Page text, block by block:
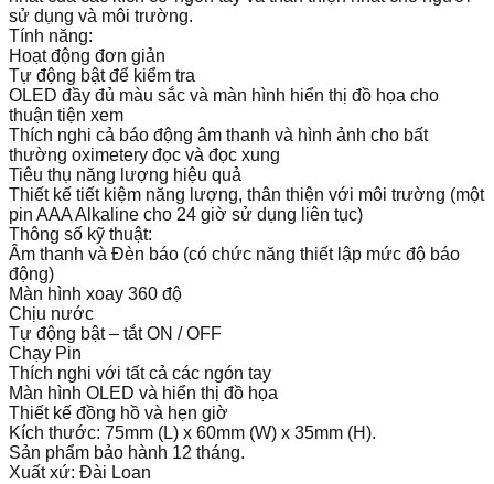
sử dụng và môi trường.
Tính năng:
Hoạt động đơn giản
Tự động bật để kiểm tra
OLED đầy đủ màu sắc và màn hình hiển thị đồ họa cho
thuận tiện xem
Thích nghi cả báo động âm thanh và hình ảnh cho bất
thường oximetery đọc và đọc xung
Tiêu thụ năng lượng hiệu quả
Thiết kế tiết kiệm năng lượng, thân thiện với môi trường (một
pin AAA Alkaline cho 24 giờ sử dụng liên tục)
Thông số kỹ thuật:
Âm thanh và Đèn báo (có chức năng thiết lập mức độ báo
động)
Màn hình xoay 360 độ
Chịu nước
Tự động bật – tắt ON / OFF
Chạy Pin
Thích nghi với tất cả các ngón tay
Màn hình OLED và hiển thị đồ họa
Thiết kế đồng hồ và hẹn giờ
Kích thước: 75mm (L) x 60mm (W) x 35mm (H).
Sản phẩm bảo hành 12 tháng.
Xuất xứ: Đài Loan